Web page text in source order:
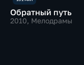
Обратный путь
2010, Мелодрамы